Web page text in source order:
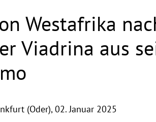
Westafrika
Viadrina aus
(Oder),02. Januar 2025